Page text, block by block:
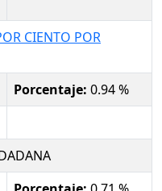
CIENTO POR
Porcentaje: 0.94 %